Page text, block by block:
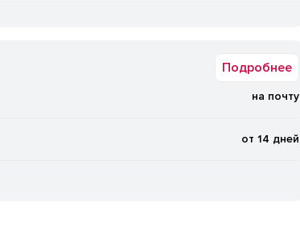
резервных копий и хранилищ.
стоимости владения.
Дедупликация и сжатие
на наиболее производительные хосты
Подробнее
на почту
от 14 дней